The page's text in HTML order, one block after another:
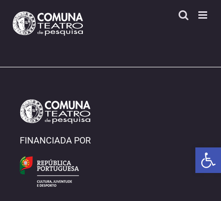
content
FINANCIADA POR